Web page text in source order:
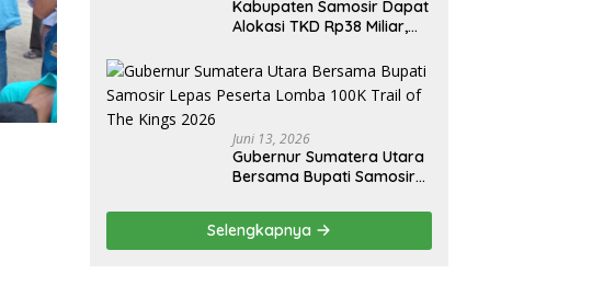
Kabupaten Samosir Dapat
Alokasi TKD Rp38 Miliar,
Komitmen Pengelolaan
Tepat Sasaran
Juni 13, 2026
Gubernur Sumatera Utara
Bersama Bupati Samosir
100K Trail of The Kings
2026
Selengkapnya